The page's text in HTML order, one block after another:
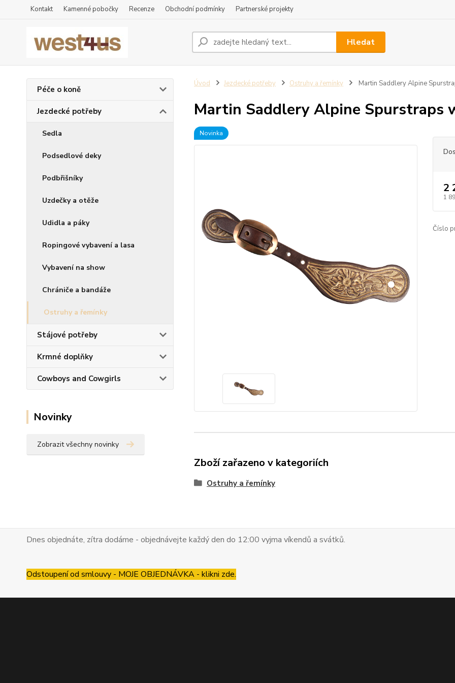
Kontakt Kamenné pobočky Recenze Obchodní podmínky Partnerské projekty
Hledat
Péče o koně
Jezdecké potřeby
Sedla
Podsedlové deky
Podbřišníky
Uzdečky a otěže
Udidla a páky
Ropingové vybavení a lasa
Vybavení na show
Chrániče a bandáže
Ostruhy a řemínky
Stájové potřeby
Krmné doplňky
Cowboys and Cowgirls
Novinky
Zobrazit všechny novinky
Úvod Jezdecké potřeby Ostruhy a řemínky Martin Saddlery Alpine
Martin Saddlery Alpine Spurstraps
Novinka
2
1
Číslo
Zboží zařazeno v kategoriích
Ostruhy a řemínky
Dnes objednáte, zítra dodáme - objednávejte každý den do 12:00 vyjma víkendů a svátků.
Odstoupení od smlouvy - MOJE OBJEDNÁVKA - klikni zde.